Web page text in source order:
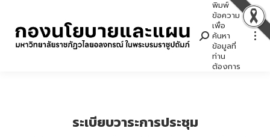
Search:
พิมพ์
ข้อความ
เพื่อ
ค้นหา
ข้อมูลที่
ท่าน
ต้องการ
ระเบียบวาระการประชุม